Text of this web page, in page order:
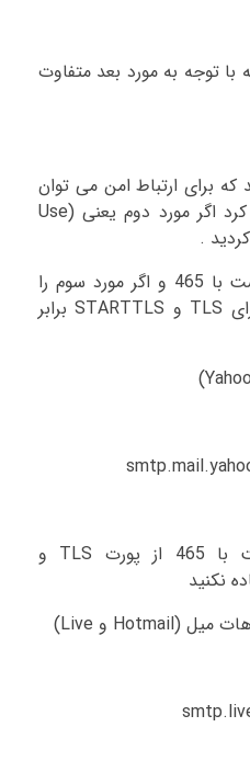
توجه به مورد بعد متفاوت
که برای ارتباط امن می توان
از مورد دوم و سوم استفاده کرد اگر مورد دوم یعنی (Use
پورت گوگل برای ssl برابر است با 465 و اگر مورد سوم را
انتخاب کردید پورت گوگل برای TLS و STARTTLS برابر
پورت SSL یاهو برابر است با 465 از پورت TLS و